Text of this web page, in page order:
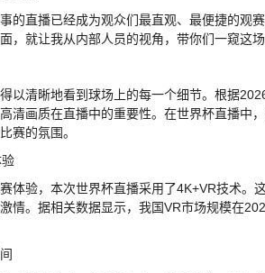
的直播已经成为观众们最直观、最便捷的观
，就让我从内部人员的视角，带你们一窥这
以清晰地看到球场上的每一个细节。根据
清画质在直播中的重要性。在世界杯直播中
赛的氛围。
体验，本次世界杯直播采用了4K+VR技术。
情。据相关数据显示，我国VR市场规模在